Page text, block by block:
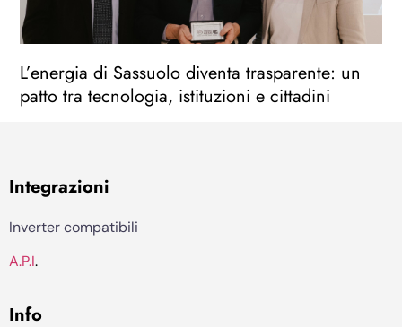
L’energia di Sassuolo diventa trasparente: un
patto tra tecnologia, istituzioni e cittadini
Integrazioni
Inverter compatibili
A.P.I.
Info